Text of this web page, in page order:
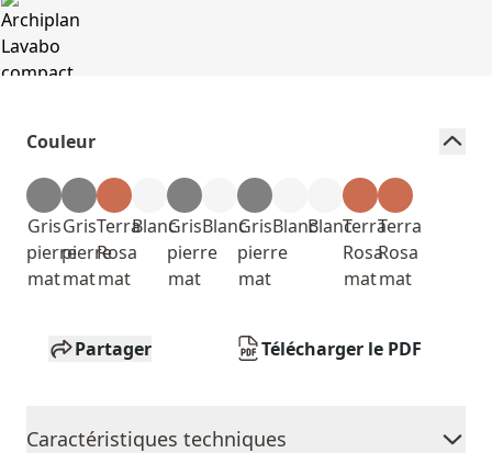
Couleur
Gris
pierre
mat
Gris
pierre
mat
Terra
Rosa
mat
BlancGris
pierre
mat
BlancGris
pierre
mat
BlancBlancTerra
Rosa
mat
Terra
Rosa
mat
Partager Télécharger le PDF
Caractéristiques techniques